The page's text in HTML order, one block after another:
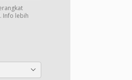
Info lebih